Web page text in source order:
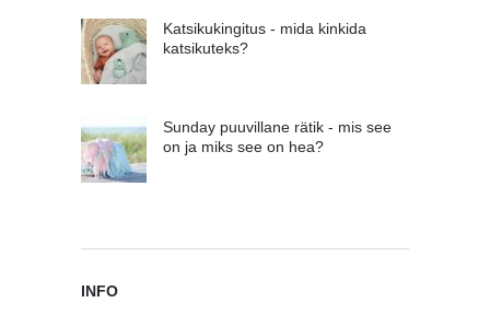
Katsikukingitus - mida kinkida
katsikuteks?
Sunday puuvillane rätik - mis see
on ja miks see on hea?
INFO